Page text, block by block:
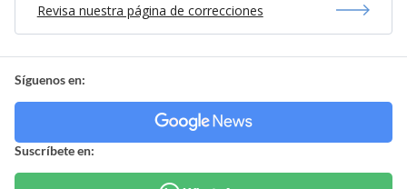
Revisa nuestra página de correcciones
Síguenos en:
Suscríbete en: